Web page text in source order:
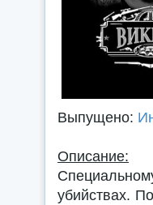
Выпущено:
Описание:
убийствах.